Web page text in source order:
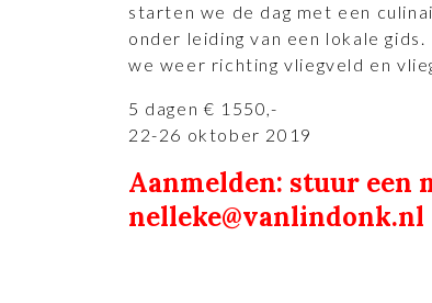
starten we de dag met een
onder leiding van een lokale
we weer richting vliegveld en
5 dagen € 1550,-
22-26 oktober 2019
Aanmelden: stuur een
nelleke@vanlindonk.nl